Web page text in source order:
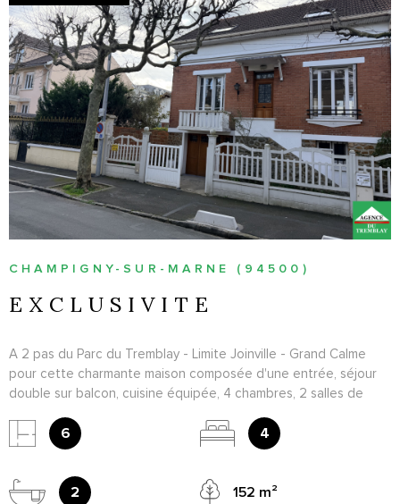
CHAMPIGNY-SUR-MARNE (94500)
EXCLUSIVITE
A 2 pas du Parc du Tremblay - Limite Joinville - Grand Calme
pour cette charmante maison composée d'une entrée, séjour
double sur balcon, cuisine équipée, 4 chambres, 2 salles de
buanderie. A voir au plus vite.
6 4
2 152 m²
VOIR LE BIEN